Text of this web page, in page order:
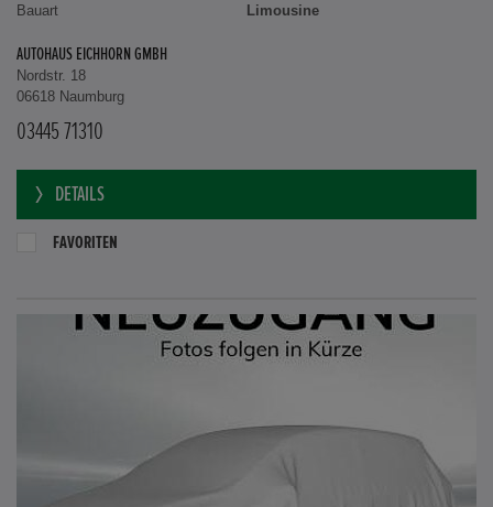
Bauart
Limousine
AUTOHAUS EICHHORN GMBH
Nordstr. 18
06618 Naumburg
03445 71310
DETAILS
FAVORITEN